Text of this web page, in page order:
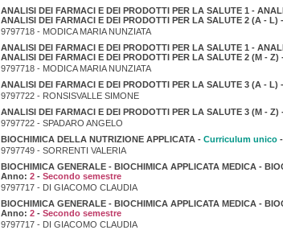
ANALISI DEI FARMACI E DEI PRODOTTI PER LA SALUTE 1 -
ANALISI DEI FARMACI E DEI PRODOTTI PER LA SALUTE 2 (A - L) -
9797718 - MODICA MARIA NUNZIATA
ANALISI DEI FARMACI E DEI PRODOTTI PER LA SALUTE 1 -
ANALISI DEI FARMACI E DEI PRODOTTI PER LA SALUTE 2 (M - Z)
9797718 - MODICA MARIA NUNZIATA
ANALISI DEI FARMACI E DEI PRODOTTI PER LA SALUTE 3 (A - L) -
9797722 - RONSISVALLE SIMONE
ANALISI DEI FARMACI E DEI PRODOTTI PER LA SALUTE 3 (M - Z)
9797722 - SPADARO ANGELO
BIOCHIMICA DELLA NUTRIZIONE APPLICATA - Curriculum unico
9797749 - SORRENTI VALERIA
BIOCHIMICA GENERALE - BIOCHIMICA APPLICATA MEDICA -
Anno: 2 - Secondo semestre
9797717 - DI GIACOMO CLAUDIA
BIOCHIMICA GENERALE - BIOCHIMICA APPLICATA MEDICA -
Anno: 2 - Secondo semestre
9797717 - DI GIACOMO CLAUDIA